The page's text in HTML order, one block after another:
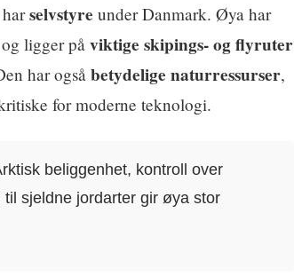
selvstyre under Danmark. Øya har
og ligger på viktige skipings- og flyruter
har også betydelige naturressurser,
for moderne teknologi.
beliggenhet, kontroll over
sjeldne jordarter gir øya stor